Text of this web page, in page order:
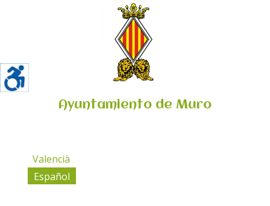
Ayuntamiento de Muro
Valencià
Español